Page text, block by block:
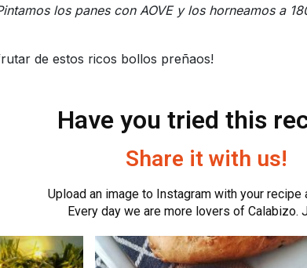
los panes con AOVE y los horneamos a
de estos ricos bollos preñaos!
Have you tried this
Share it with us!
Upload an image to Instagram with your recipe
Every day we are more lovers of Calabizo.